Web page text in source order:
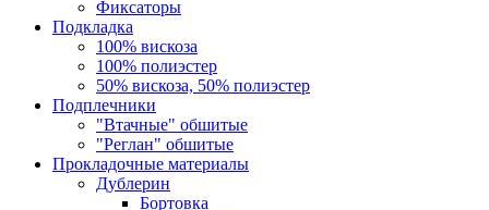
Фиксаторы
Подкладка
100% вискоза
100% полиэстер
50% вискоза, 50% полиэстер
Подплечники
"Втачные" обшитые
"Реглан" обшитые
Прокладочные материалы
Дублерин
Бортовка